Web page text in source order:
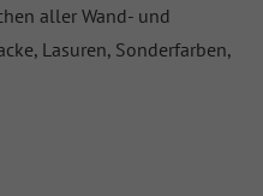
aller Wand- und
Lasuren, Sonderfarben,